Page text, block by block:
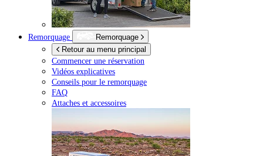
Remorquage
Remorquage
Retour au menu principal
Commencer une réservation
Vidéos explicatives
Conseils pour le remorquage
FAQ
Attaches et accessoires